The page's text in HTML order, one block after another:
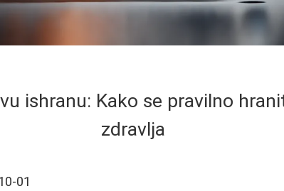
ishranu: Kako se pravilno
zdravlja
01